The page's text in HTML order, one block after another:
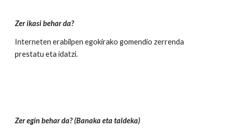
Zer ikasi behar da?
Interneten erabilpen egokirako gomendio zerrenda
prestatu eta idatzi.
Zer egin behar da? (Banaka eta taldeka)